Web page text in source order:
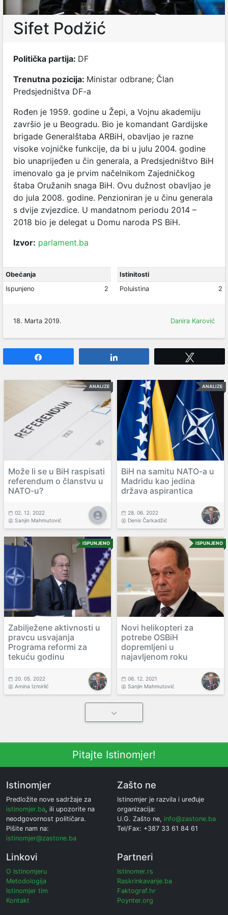
Sifet Podžić
Politička partija: DF
Trenutna pozicija: Ministar odbrane; Član
Predsjedništva DF-a
Rođen je 1959. godine u Žepi, a Vojnu akademiju
završio je u Beogradu. Bio je komandant Gardijske
brigade Generalštaba ARBiH, obavljao je razne
visoke vojničke funkcije, da bi u julu 2004. godine
bio unaprijeđen u čin generala, a Predsjedništvo BiH
imenovalo ga je prvim načelnikom Zajedničkog
štaba Oružanih snaga BiH. Ovu dužnost obavljao je
do jula 2008. godine. Penzioniran je u činu generala
s dvije zvjezdice. U mandatnom periodu 2014 –
2018 bio je delegat u Domu naroda PS BiH.
Izvor: parlament.ba
Obećanja
Ispunjeno
2
Istinitosti
Poluistina
2
18. Marta 2019. Danira Karović
ANALIZE
Može li se u BiH raspisati
referendum o članstvu u
NATO-u?
02. 12. 2022
Sanjin Mahmutović
ANALIZE
BiH na samitu NATO-a u
Madridu kao jedina
država aspirantica
28. 06. 2022
Denis Čarkadžić
ISPUNJENO
Zabilježene aktivnosti u
pravcu usvajanja
Programa reformi za
tekuću godinu
20. 05. 2022
Amina Izmirlić
ISPUNJENO
Novi helikopteri za
potrebe OSBiH
dopremljeni u
najavljenom roku
06. 12. 2021
Sanjin Mahmutović
Pitajte Istinomjer!
Istinomjer
Predložite nove sadržaje za
istinomjer.ba, ili upozorite na
neodgovornost političara.
Pišite nam na:
istinomjer@zastone.ba
Zašto ne
Istinomjer je razvila i uređuje
organizacija:
U.G. Zašto ne, info@zastone.ba
Tel/Fax: +387 33 61 84 61
Linkovi
O Istinomjeru
Metodologija
Istinomjer tim
Kontakt
Partneri
Istinomer.rs
Raskrinkavanje.ba
Faktograf.hr
Poynter.org